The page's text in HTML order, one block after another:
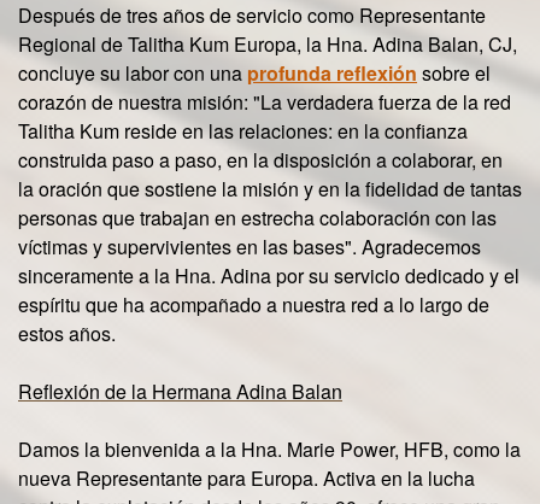
Después de tres años de servicio como Representante
Regional de Talitha Kum Europa, la Hna. Adina Balan, CJ,
concluye su labor con una profunda reflexión sobre el
corazón de nuestra misión: "La verdadera fuerza de la red
Talitha Kum reside en las relaciones: en la confianza
construida paso a paso, en la disposición a colaborar, en
la oración que sostiene la misión y en la fidelidad de tantas
personas que trabajan en estrecha colaboración con las
víctimas y supervivientes en las bases". Agradecemos
sinceramente a la Hna. Adina por su servicio dedicado y el
espíritu que ha acompañado a nuestra red a lo largo de
estos años.
Reflexión de la Hermana Adina Balan
Damos la bienvenida a la Hna. Marie Power, HFB, como la
nueva Representante para Europa. Activa en la lucha